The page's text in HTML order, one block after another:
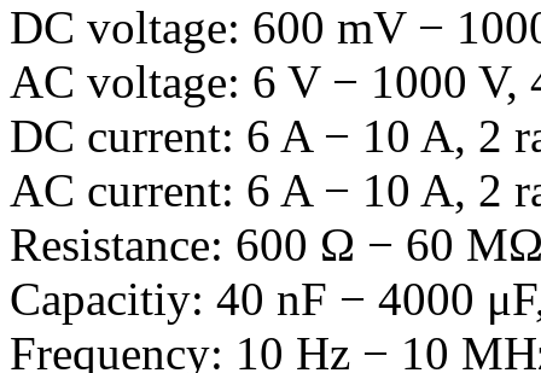
DC voltage: 600 mV −
AC voltage: 6 V − 1000 V,
DC current: 6 A − 10 A, 2
AC current: 6 A − 10 A, 2
Resistance: 600 Ω − 60
Capacitiy: 40 nF − 4000
Frequency: 10 Hz − 10